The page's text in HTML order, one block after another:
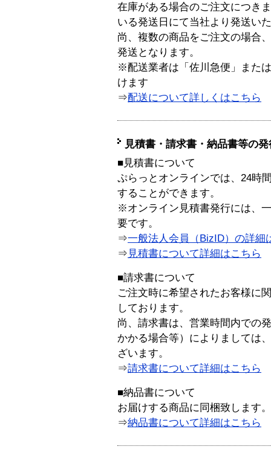
在庫がある場合のご注文につき
いる発送日にて当社より発送い
尚、複数の商品をご注文の場合
発送となります。
※配送業者は「佐川急便」また
けます
⇒配送について詳しくはこちら
見積書・請求書・納品書等の
■見積書について
ぷらっとオンラインでは、24時
することができます。
※オンライン見積書発行には、
要です。
⇒一般法人会員（BizID）の詳細
⇒ 見積書について詳細はこちら
■請求書について
ご注文時に希望されたお客様に
しております。
尚、請求書は、営業時間内での
かかる場合等）によりましては
ざいます。
⇒請求書について詳細はこちら
■納品書について
お届けする商品に同梱致します。
⇒納品書について詳細はこちら